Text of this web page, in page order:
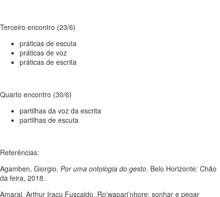
Terceiro encontro (23/6)
práticas de escuta
práticas de voz
práticas de escrita
Quarto encontro (30/6)
partilhas da voz da escrita
partilhas de escuta
Referências:
Agamben, Giorgio. Por uma ontologia do gesto. Belo Horizonte: Chão
da feira, 2018.
Amaral. Arthur Iraçu Fuscaldo. Ro’wapari’nhore: sonhar e pegar